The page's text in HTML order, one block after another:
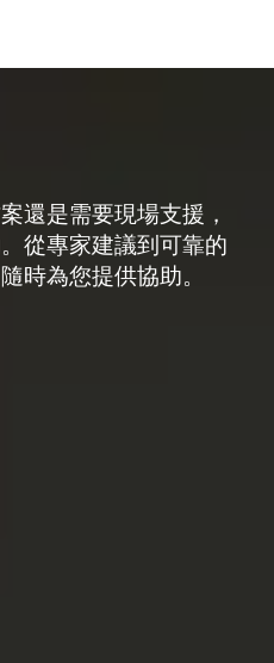
還是需要現場支援，
從專家建議到可靠的
時為您提供協助。